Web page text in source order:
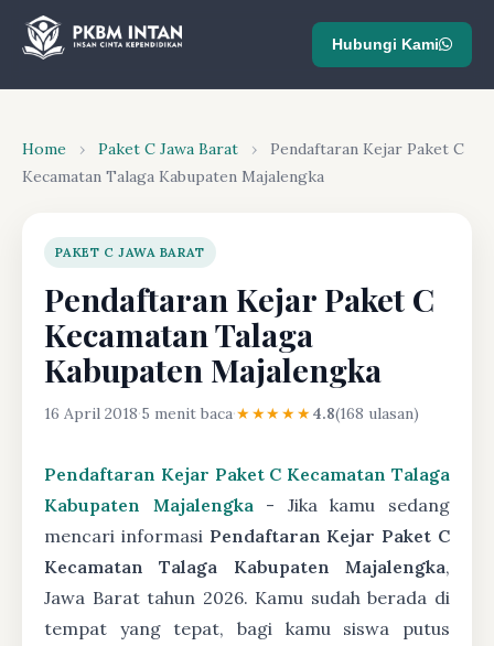
Hubungi Kami
Home › Paket C Jawa Barat ›
Pendaftaran Kejar Paket C
Kecamatan Talaga Kabupaten Majalengka
PAKET C JAWA BARAT
Pendaftaran Kejar Paket C
Kecamatan Talaga
Kabupaten Majalengka
16 April 2018·5 menit baca·★★★★★4.8(168 ulasan)
Pendaftaran Kejar Paket C Kecamatan Talaga
Kabupaten Majalengka- Jika kamu sedang
mencari informasi Pendaftaran Kejar Paket C
Kecamatan Talaga Kabupaten Majalengka,
Jawa Barat tahun 2026. Kamu sudah berada di
tempat yang tepat, bagi kamu siswa putus